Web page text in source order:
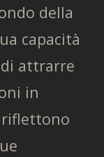
della
capacità
attrarre
in
riflettono